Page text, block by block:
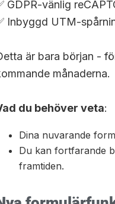
GDPR-vänlig
Inbyggd UTM-
är bara början -
månaderna.
du behöver veta:
Dina nuvarande
Du kan fortfarande
framtiden.